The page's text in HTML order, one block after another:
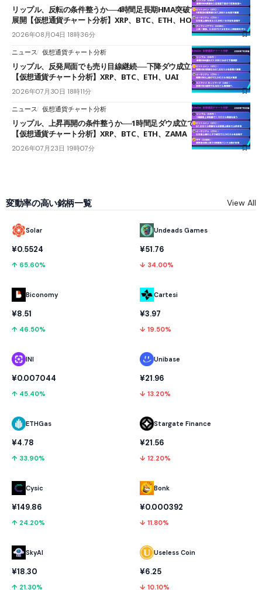
リップル、反転の条件整うか──4時間足長期HMA突破で雲下端を目指す
展開【仮想通貨チャート分析】XRP、BTC、ETH、HOME
2026年08月04日 18時36分
ニュース 仮想通貨チャート分析
リップル、反発局面でも売り目線継続──下降ダウ成立で下値追う展開
【仮想通貨チャート分析】XRP、BTC、ETH、UAI
2026年07月30日 18時11分
ニュース 仮想通貨チャート分析
リップル、上昇再開の条件整うか──1時間足ダウ成立で1.185ドルを狙う
【仮想通貨チャート分析】XRP、BTC、ETH、ZAMA
2026年07月23日 19時07分
変動率の高い銘柄一覧 View All
Solar
¥0.5524
↑ 65.60%
Biconomy
¥8.51
↑ 46.50%
INI
¥0.007044
↑ 45.40%
ETHGas
¥4.78
↑ 33.90%
Cysic
¥149.86
↑ 24.20%
SkyAI
¥18.30
↑ 21.30%
Undeads Games
¥51.76
↓ 34.00%
Cartesi
¥3.97
↓ 19.50%
Unibase
¥21.96
↓ 13.20%
Stargate Finance
¥21.56
↓ 12.20%
Bonk
¥0.000392
↓ 11.80%
Useless Coin
¥6.25
↓ 10.10%